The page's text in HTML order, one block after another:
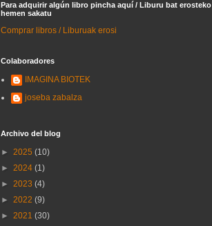
Para adquirir algún libro pincha aquí / Liburu bat erosteko
hemen sakatu
Comprar libros / Liburuak erosi
Colaboradores
IMAGINA BIOTEK
joseba zabalza
Archivo del blog
► 2025 (10)
► 2024 (1)
► 2023 (4)
► 2022 (9)
► 2021 (30)